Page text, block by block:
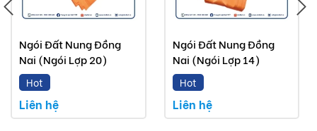
Ngói Đất Nung Đồng
Nai (Ngói Lợp 20)
Hot
Liên hệ
Ngói Đất Nung Đồng
Nai (Ngói Lợp 14)
Hot
Liên hệ